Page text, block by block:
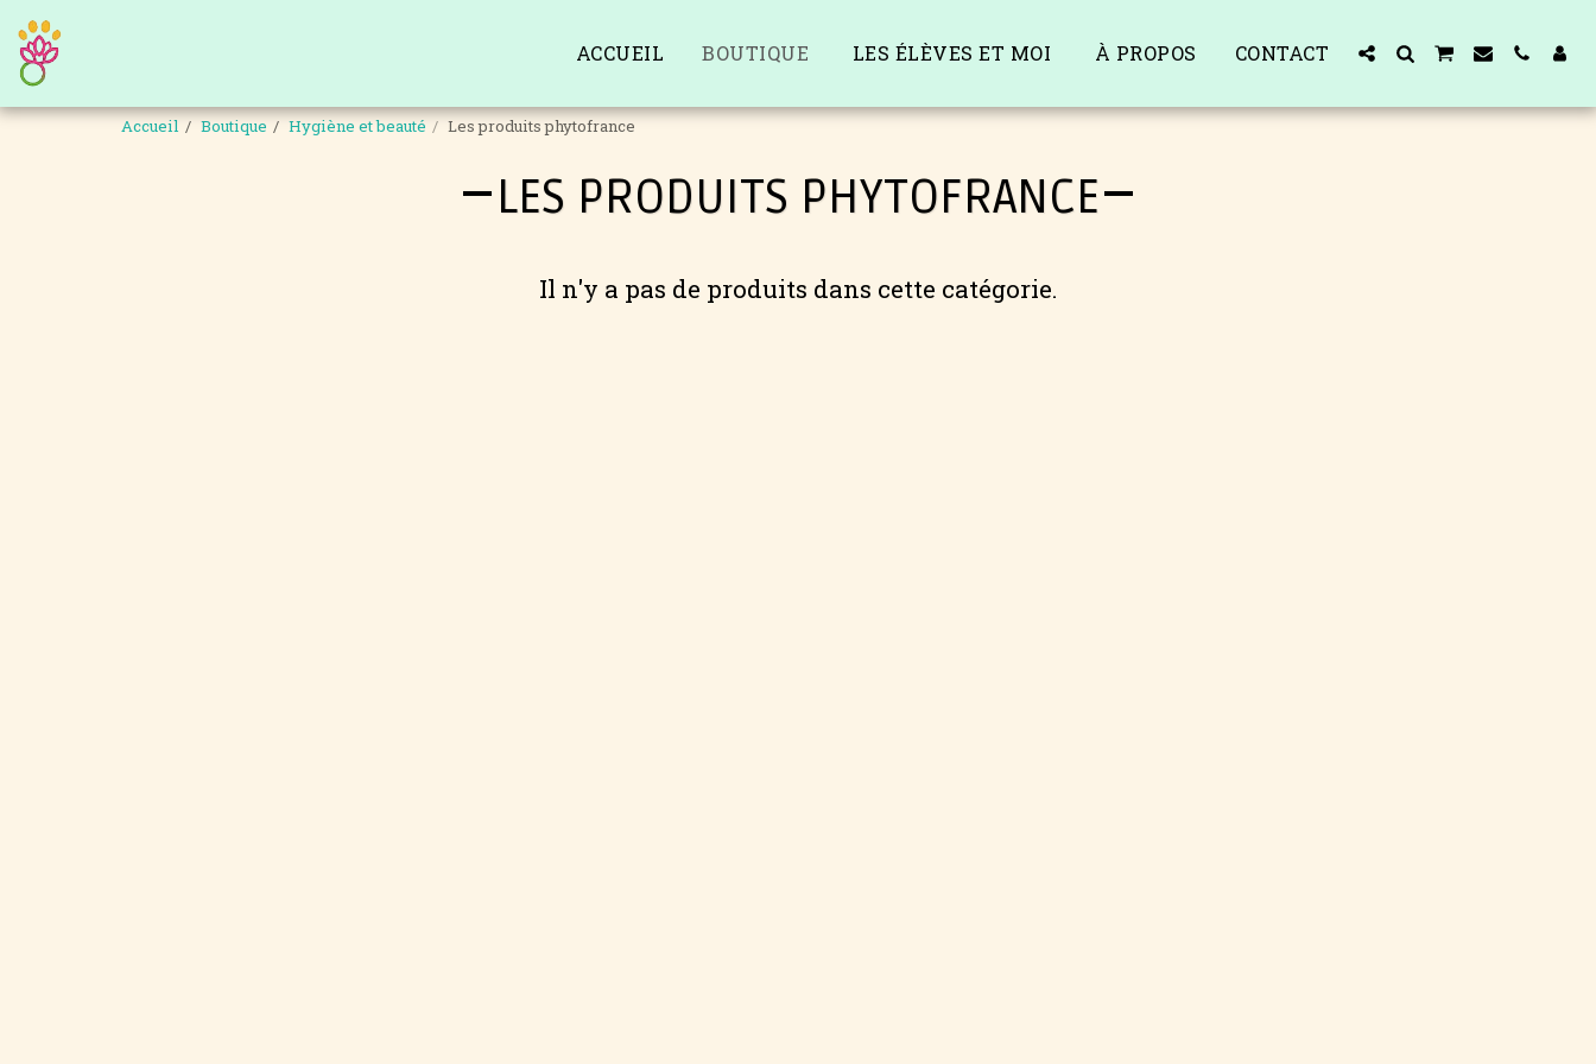
ACCUEIL BOUTIQUE LES ÉLÈVES ET MOI À PROPOS CONTACT
Accueil Boutique Hygiène et beauté Les produits phytofrance
LES PRODUITS PHYTOFRANCE
Il n'y a pas de produits dans cette catégorie.